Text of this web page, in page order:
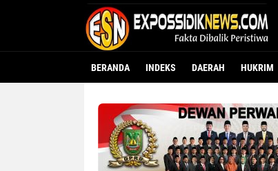
BERANDA INDEKS DAERAH HUKRIM